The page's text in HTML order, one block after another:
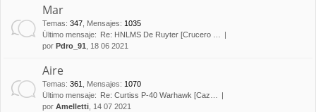
Mar
Temas: 347 Mensajes: 1035
Último mensaje:
Re: HNLMS De Ruyter [Crucero …
por Pdro_91 , 18 06 2021
Aire
Temas: 361 Mensajes: 1070
Último mensaje:
Re: Curtiss P-40 Warhawk [Caz…
por Amelletti , 14 07 2021